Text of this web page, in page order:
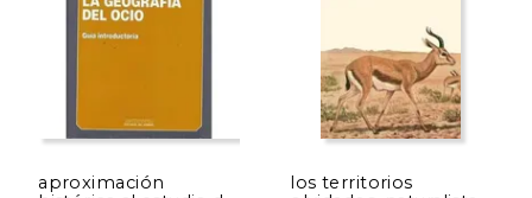
50%
dcto.
aproximación
los territorios